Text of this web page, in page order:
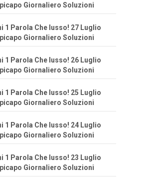
Giornaliero Soluzioni
1 Parola Che lusso! 27 Luglio
Giornaliero Soluzioni
1 Parola Che lusso! 26 Luglio
Giornaliero Soluzioni
1 Parola Che lusso! 25 Luglio
Giornaliero Soluzioni
1 Parola Che lusso! 24 Luglio
Giornaliero Soluzioni
1 Parola Che lusso! 23 Luglio
Giornaliero Soluzioni